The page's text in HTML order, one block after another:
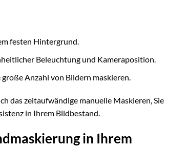
festen Hintergrund.
Beleuchtung und Kameraposition.
Anzahl von Bildern maskieren.
das zeitaufwändige manuelle Maskieren, Sie
in Ihrem Bildbestand.
in Ihrem